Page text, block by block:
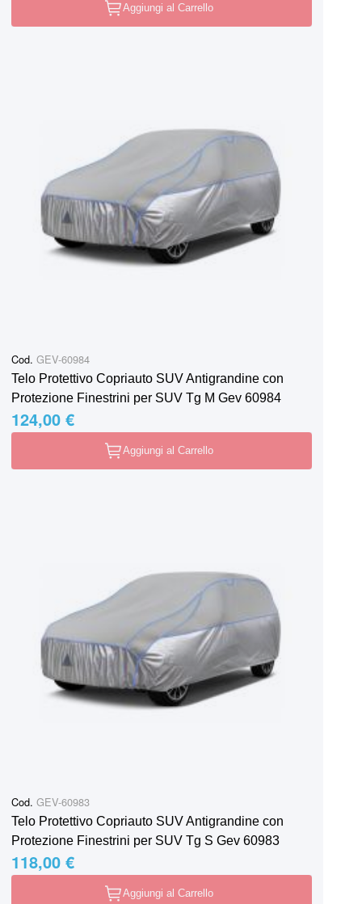
Aggiungi al Carrello
Cod. GEV-60984
Telo Protettivo Copriauto SUV Antigrandine con
Protezione Finestrini per SUV Tg M Gev 60984
124,00 €
Aggiungi al Carrello
Cod. GEV-60983
Telo Protettivo Copriauto SUV Antigrandine con
Protezione Finestrini per SUV Tg S Gev 60983
118,00 €
Aggiungi al Carrello